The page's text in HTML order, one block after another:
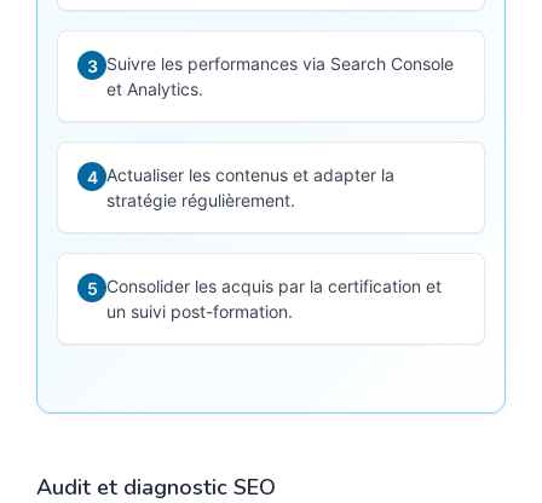
3 Suivre les performances via Search Console
et Analytics.
4 Actualiser les contenus et adapter la
stratégie régulièrement.
5 Consolider les acquis par la certification et
un suivi post-formation.
Audit et diagnostic SEO